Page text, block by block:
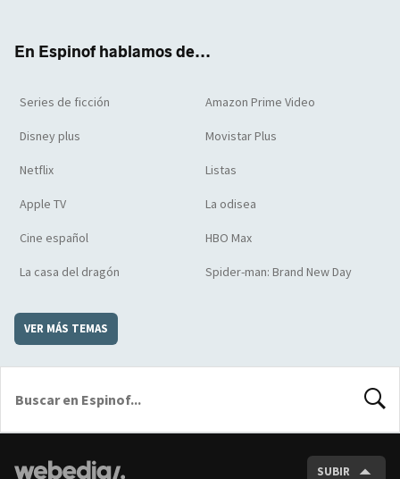
En Espinof hablamos de...
Series de ficción Amazon Prime Video
Disney plus Movistar Plus
Netflix Listas
Apple TV La odisea
Cine español HBO Max
La casa del dragón Spider-man: Brand New Day
VER MÁS TEMAS
SUBIR